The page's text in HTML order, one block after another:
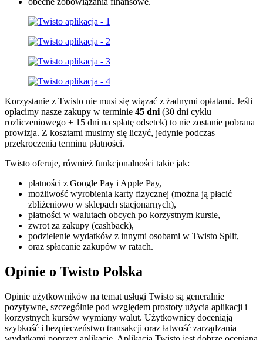
Korzystanie z Twisto nie musi się wiązać z żadnymi opłatami. Jeśli
opłacimy nasze zakupy w terminie 45 dni (30 dni cyklu
rozliczeniowego + 15 dni na spłatę odsetek) to nie zostanie pobrana
prowizja. Z kosztami musimy się liczyć, jedynie podczas
przekroczenia terminu płatności.
Twisto oferuje, również funkcjonalności takie jak:
płatności z Google Pay i Apple Pay,
możliwość wyrobienia karty fizycznej (można ją płacić
zbliżeniowo w sklepach stacjonarnych),
płatności w walutach obcych po korzystnym kursie,
zwrot za zakupy (cashback),
podzielenie wydatków z innymi osobami w Twisto Split,
oraz spłacanie zakupów w ratach.
Opinie o Twisto Polska
Opinie użytkowników na temat usługi Twisto są generalnie
pozytywne, szczególnie pod względem prostoty użycia aplikacji i
korzystnych kursów wymiany walut. Użytkownicy doceniają
szybkość i bezpieczeństwo transakcji oraz łatwość zarządzania